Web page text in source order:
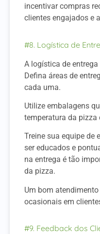
incentivar compras
clientes engajados e
#8. Logística de
A logística de
Defina áreas de
cada uma.
Utilize embalagens
temperatura da pizza
Treine sua equipe de
ser educados e
na entrega é tão
da pizza.
Um bom
ocasionais em
#9. Feedback dos